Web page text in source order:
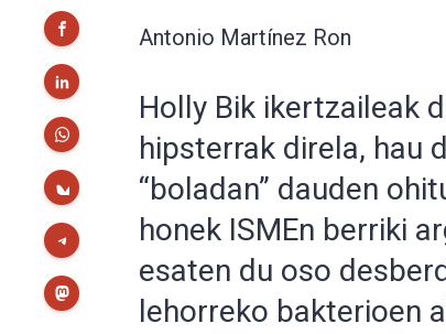
Antonio Martínez Ron
Holly Bik ikertzaileak
hipsterrak direla, hau
“boladan” dauden
honek ISMEn berriki
esaten du oso
lehorreko bakterioen